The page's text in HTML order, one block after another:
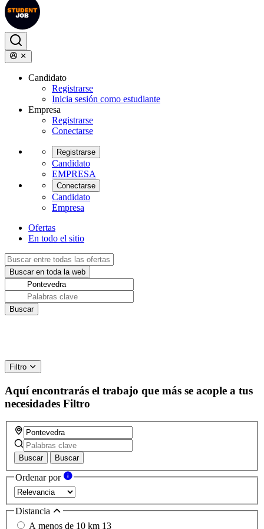
Candidato
Registrarse
Inicia sesión como estudiante
Empresa
Registrarse
Conectarse
Registrarse
Candidato
EMPRESA
Conectarse
Candidato
Empresa
Ofertas
En todo el sitio
Filtro
Aquí encontrarás el trabajo que más se acople a tus
necesidades Filtro
Buscar Buscar
Ordenar por
Distancia
A menos de 10 km 13